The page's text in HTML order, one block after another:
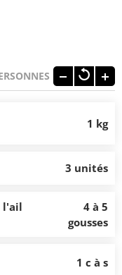
1 kg
3 unités
l'ail
4 à 5
gousses
1 c à s